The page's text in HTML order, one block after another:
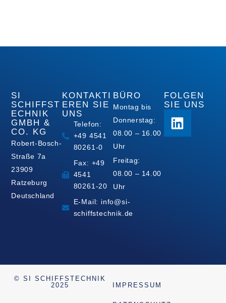
SI
SCHIFFST
ECHNIK
GMBH &
CO. KG
Robert-Bosch-
Straße 7a
23909
Ratzeburg
Deutschland
KONTAKTI
EREN SIE
UNS
Telefon:
+49 4541
80261-0
Fax: +49
4541
80261-20
E-Mail: info@si-
schiffstechnik.de
BÜRO
Montag bis
Donnerstag:
08.00 – 16.00
Uhr
Freitag:
08.00 – 14.00
Uhr
FOLGEN
SIE UNS
© SI SCHIFFSTECHNIK
2025
IMPRESSUM